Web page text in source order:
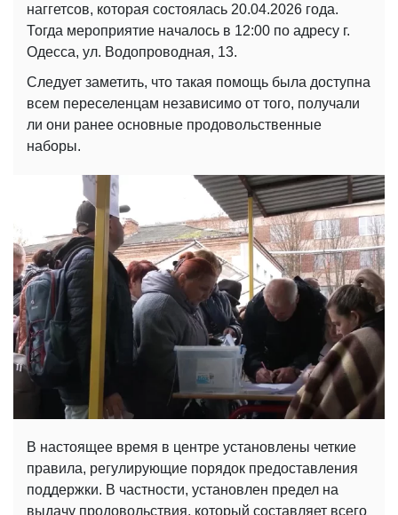
наггетсов, которая состоялась 20.04.2026 года.
Тогда мероприятие началось в 12:00 по адресу г.
Одесса, ул. Водопроводная, 13.
Следует заметить, что такая помощь была доступна
всем переселенцам независимо от того, получали
ли они ранее основные продовольственные
наборы.
В настоящее время в центре установлены четкие
правила, регулирующие порядок предоставления
поддержки. В частности, установлен предел на
выдачу продовольствия, который составляет всего